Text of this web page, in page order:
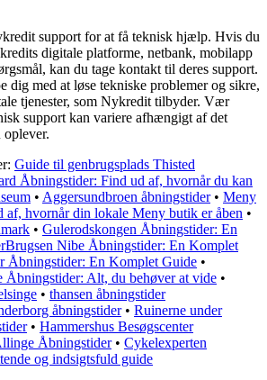
support for at få teknisk hjælp. Hvis du
digitale platforme, netbank, mobilapp
kan du tage kontakt til deres support.
dig med at løse tekniske problemer og sikre,
tjenester, som Nykredit tilbyder. Vær
support kan variere afhængigt af det
Guide til genbrugsplads Thisted
Åbningstider: Find ud af, hvornår du kan
• Aggersundbroen åbningstider• Meny
af, hvornår din lokale Meny butik er åben •
• Gulerodskongen Åbningstider: En
Nibe Åbningstider: En Komplet
Åbningstider: En Komplet Guide •
Åbningstider: Alt, du behøver at vide •
• thansen åbningstider
åbningstider• Ruinerne under
• Hammershus Besøgscenter
Åbningstider• Cykelexperten
og indsigtsfuld guide